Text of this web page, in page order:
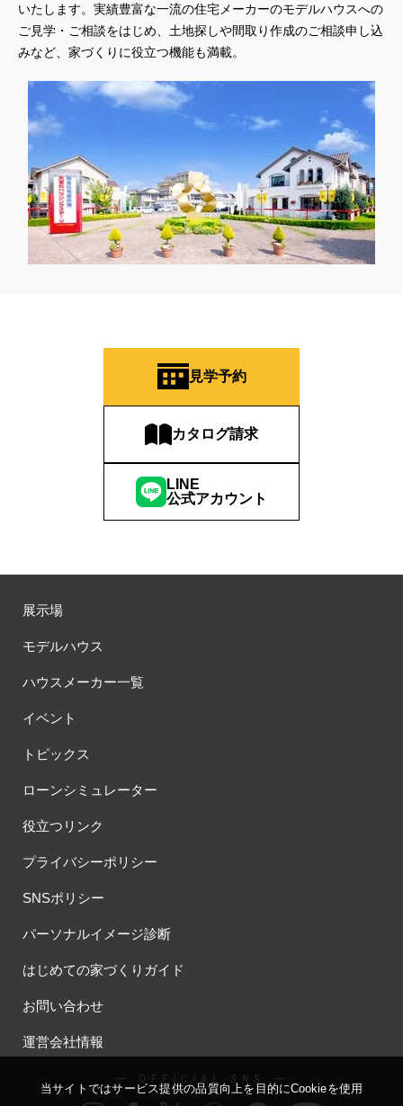
いたします。実績豊富な一流の住宅メーカーのモデルハウスへの
ご見学・ご相談をはじめ、土地探しや間取り作成のご相談申し込
みなど、家づくりに役立つ機能も満載。
見学予約
カタログ請求
LINE
公式アカウント
展示場
モデルハウス
ハウスメーカー一覧
イベント
トピックス
ローンシミュレーター
役立つリンク
プライバシーポリシー
SNSポリシー
パーソナルイメージ診断
はじめての家づくりガイド
お問い合わせ
運営会社情報
ー OFFICIAL SNS ー
当サイトではサービス提供の品質向上を⽬的にCookieを使⽤